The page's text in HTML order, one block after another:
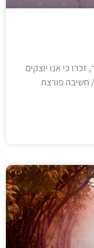
כי אנו יוצקים
/ חשיבה פורצת